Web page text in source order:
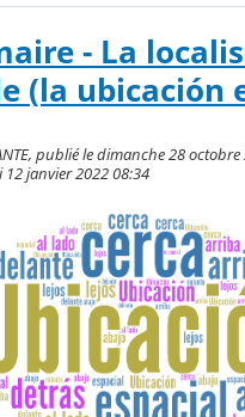
- La
(la ubicación
publié le dimanche 28
janvier 2022 08:34